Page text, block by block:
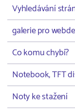
Vyhledávání
galerie pro
Co komu chybí?
Notebook, TFT
Noty ke stažení